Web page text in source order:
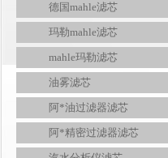
德国mahle滤芯
玛勒mahle滤芯
mahle玛勒滤芯
油雾滤芯
阿*油过滤器滤芯
阿*精密过滤器滤芯